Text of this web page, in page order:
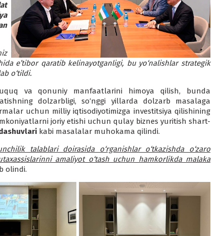
e’tibor qaratib kelinayotganligi, bu yo‘nalishlar strategik
o‘tildi.
va qonuniy manfaatlarini himoya qilish, bunda
dolzarbligi, so‘nggi yillarda dolzarb masalaga
uchun milliy iqtisodiyotimizga investitsiya qilishining
joriy etishi uchun qulay biznes yuritish shart-
kabi masalalar muhokama qilindi.
talablari doirasida o‘rganishlar o‘tkazishda o‘zaro
amaliyot o‘tash uchun hamkorlikda malaka
olindi.